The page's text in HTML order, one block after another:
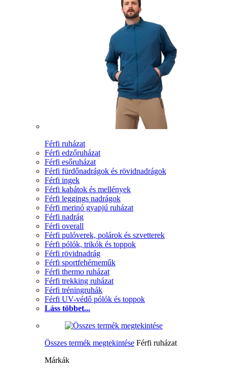
Férfi ruházat
Férfi edzőruházat
Férfi esőruházat
Férfi fürdőnadrágok és rövidnadrágok
Férfi ingek
Férfi kabátok és mellények
Férfi leggings nadrágok
Férfi merinó gyapjú ruházat
Férfi nadrág
Férfi overall
Férfi pulóverek, polárok és szvetterek
Férfi pólók, trikók és toppok
Férfi rövidnadrág
Férfi sportfehérneműk
Férfi thermo ruházat
Férfi trekking ruházat
Férfi tréningruhák
Férfi UV-védő pólók és toppok
Láss többet...
Összes termék megtekintése Férfi ruházat
Márkák